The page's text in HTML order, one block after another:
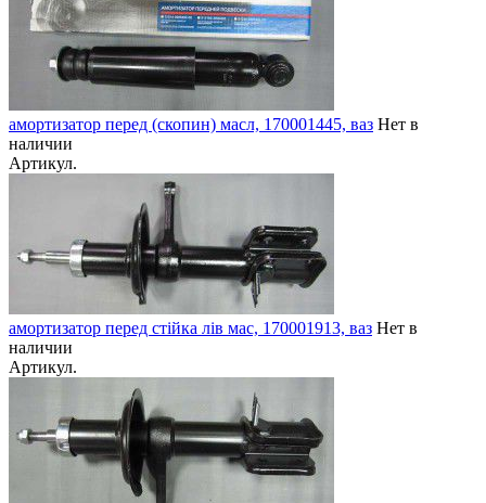
амортизатор перeд (скопин) масл, 170001445, ваз Нет в
наличии
Артикул.
амортизатор перед стійка лів мас, 170001913, ваз Нет в
наличии
Артикул.